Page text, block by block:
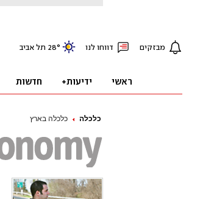
כלכלה כלכלה בארץ